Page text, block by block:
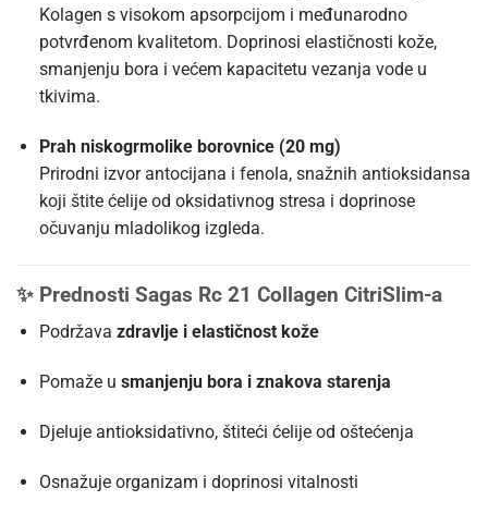
Kolagen s visokom apsorpcijom i međunarodno
potvrđenom kvalitetom. Doprinosi elastičnosti kože,
smanjenju bora i većem kapacitetu vezanja vode u
tkivima.
Prah niskogrmolike borovnice (20 mg)
Prirodni izvor antocijana i fenola, snažnih antioksidansa
koji štite ćelije od oksidativnog stresa i doprinose
očuvanju mladolikog izgleda.
✨ Prednosti Sagas Rc 21 Collagen CitriSlim-a
Podržava zdravlje i elastičnost kože
Pomaže u smanjenju bora i znakova starenja
Djeluje antioksidativno, štiteći ćelije od oštećenja
Osnažuje organizam i doprinosi vitalnosti